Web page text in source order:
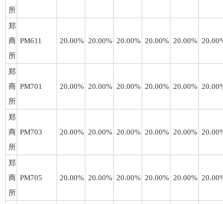
所
郑
商
所
PM611 20.00% 20.00% 20.00% 20.00% 20.00%
郑
商
所
PM701 20.00% 20.00% 20.00% 20.00% 20.00%
郑
商
所
PM703 20.00% 20.00% 20.00% 20.00% 20.00%
郑
商
所
PM705 20.00% 20.00% 20.00% 20.00% 20.00%